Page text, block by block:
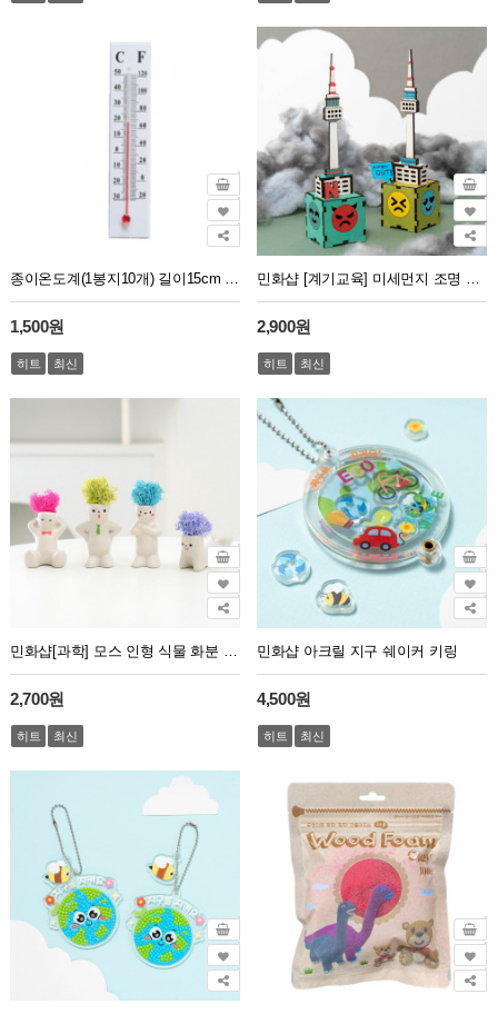
종이온도계(1봉지10개) 길이15cm 넓이 2.3cm
1,500원
히트 최신
민화샵 [계기교육] 미세먼지 조명 만들기 환경 교육 무드등
2,900원
히트 최신
민화샵[과학] 모스 인형 식물 화분 봄 만들기
2,700원
히트 최신
민화샵 아크릴 지구 쉐이커 키링
4,500원
히트 최신